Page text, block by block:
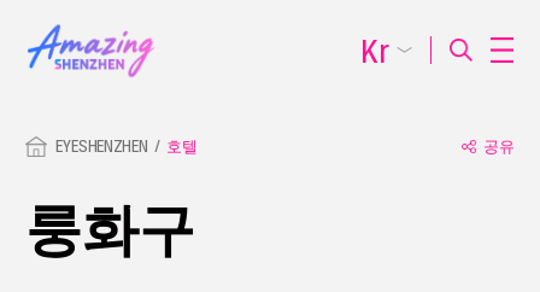
EYESHENZHEN 호텔 공유
룽화구
Kr